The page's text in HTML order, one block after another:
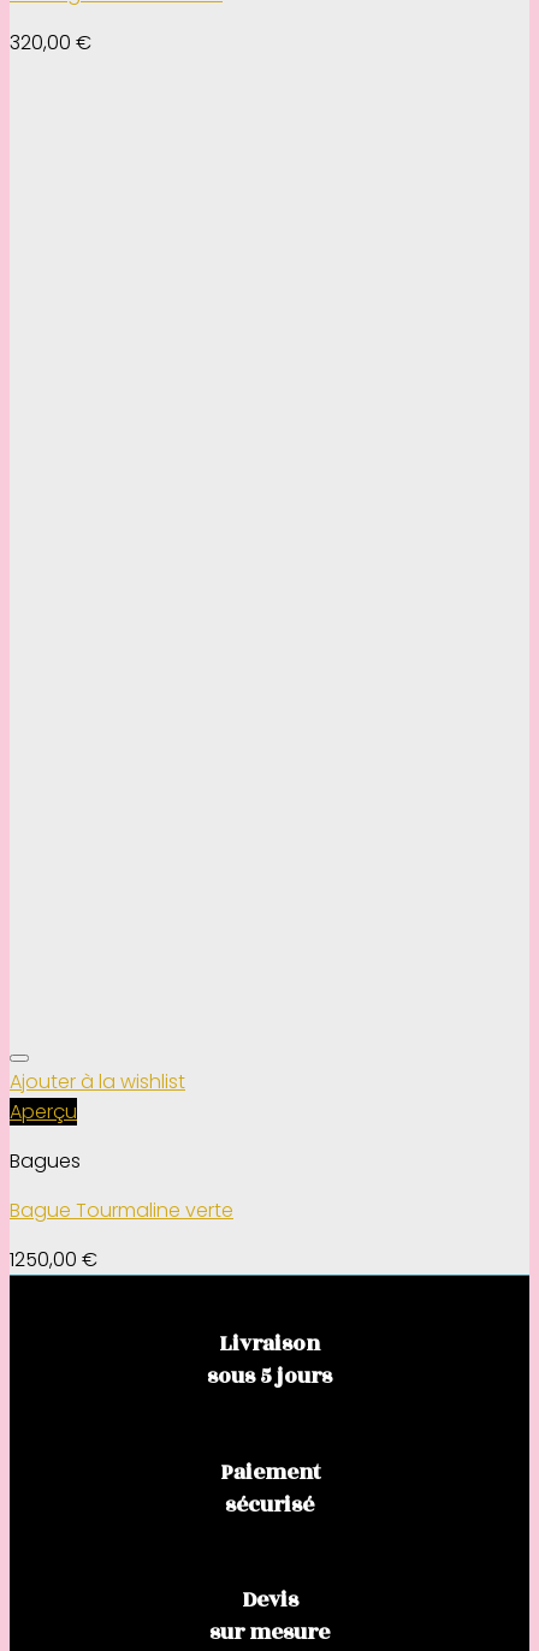
320,00 €
Ajouter à la wishlist
Aperçu
Bagues
Bague Tourmaline verte
1250,00 €
Livraison
sous 5 jours
Paiement
sécurisé
Devis
sur mesure